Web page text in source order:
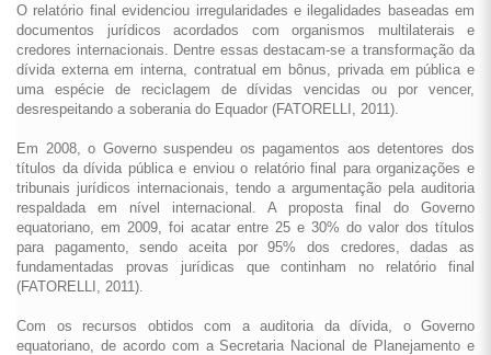
O relatório final evidenciou irregularidades e ilegalidades baseadas em
documentos jurídicos acordados com organismos multilaterais e
credores internacionais. Dentre essas destacam-se a transformação da
dívida externa em interna, contratual em bônus, privada em pública e
uma espécie de reciclagem de dívidas vencidas ou por vencer,
desrespeitando a soberania do Equador (FATORELLI, 2011).
Em 2008, o Governo suspendeu os pagamentos aos detentores dos
títulos da dívida pública e enviou o relatório final para organizações e
tribunais jurídicos internacionais, tendo a argumentação pela auditoria
respaldada em nível internacional. A proposta final do Governo
equatoriano, em 2009, foi acatar entre 25 e 30% do valor dos títulos
para pagamento, sendo aceita por 95% dos credores, dadas as
fundamentadas provas jurídicas que continham no relatório final
(FATORELLI, 2011).
Com os recursos obtidos com a auditoria da dívida, o Governo
equatoriano, de acordo com a Secretaria Nacional de Planejamento e